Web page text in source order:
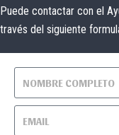
Puede contactar con el
través del siguiente